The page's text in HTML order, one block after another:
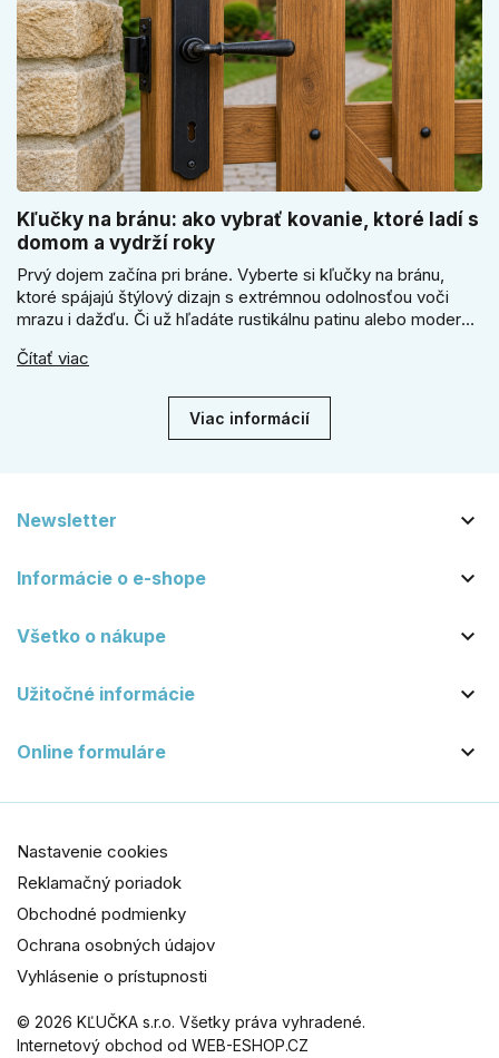
Kľučky na bránu: ako vybrať kovanie, ktoré ladí s
domom a vydrží roky
Prvý dojem začína pri bráne. Vyberte si kľučky na bránu,
ktoré spájajú štýlový dizajn s extrémnou odolnosťou voči
mrazu i dažďu. Či už hľadáte rustikálnu patinu alebo moderné
vydrží roky. Zabezpečte svoj vstup kvalitou, ktorá prežije
Čítať viac
Viac informácií
Newsletter 
Informácie o e-shope 
Všetko o nákupe 
Užitočné informácie 
Online formuláre 
© 2026 KĽUČKA s.r.o. Všetky práva vyhradené.
Internetový obchod od WEB-ESHOP.CZ
Nastavenie cookies
Reklamačný poriadok
Obchodné podmienky
Ochrana osobných údajov
Vyhlásenie o prístupnosti